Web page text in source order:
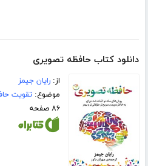
دانلود کتاب حافظه تصویری
از:رایان جیمز
موضوع:تقویت
۸۶ صفحه